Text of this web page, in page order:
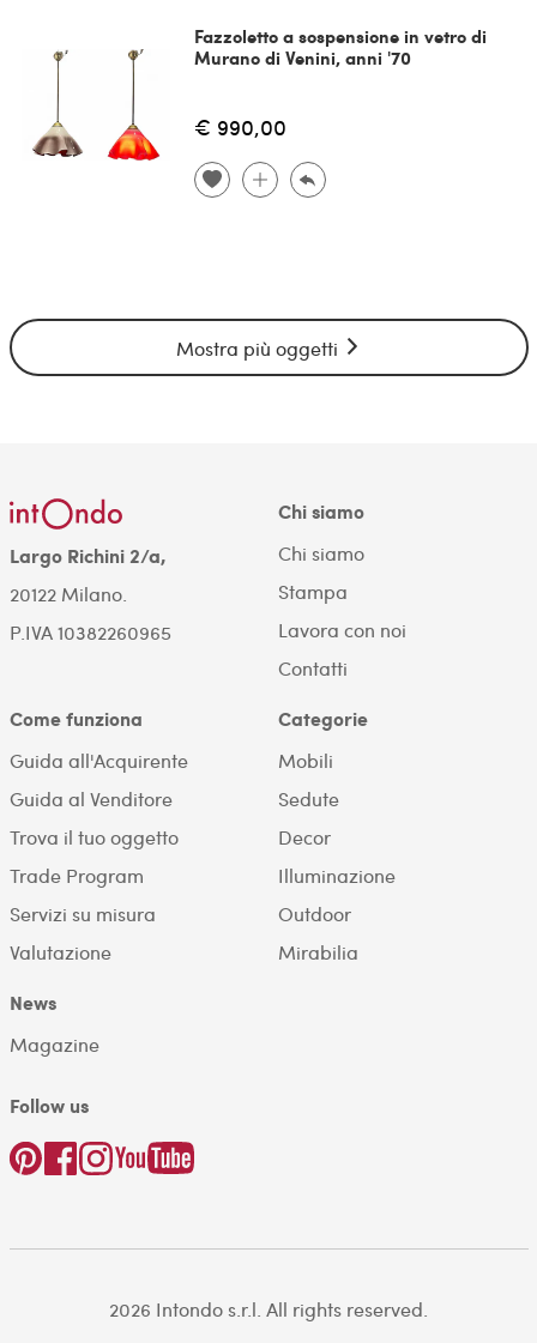
Fazzoletto a sospensione in vetro di
Murano di Venini, anni '70
€ 990,00
Mostra più oggetti
Largo Richini 2/a,
20122 Milano.
P.IVA 10382260965
Chi siamo
Chi siamo
Stampa
Lavora con noi
Contatti
Come funziona
Guida all'Acquirente
Guida al Venditore
Trova il tuo oggetto
Trade Program
Servizi su misura
Valutazione
Categorie
Mobili
Sedute
Decor
Illuminazione
Outdoor
Mirabilia
News
Magazine
Follow us
2026 Intondo s.r.l. All rights reserved.